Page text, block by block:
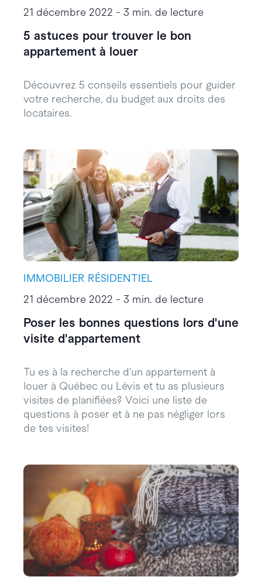
21 décembre 2022 - 3 min. de lecture
5 astuces pour trouver le bon
appartement à louer
Découvrez 5 conseils essentiels pour guider
votre recherche, du budget aux droits des
locataires.
IMMOBILIER RÉSIDENTIEL
21 décembre 2022 - 3 min. de lecture
Poser les bonnes questions lors d'une
visite d'appartement
Tu es à la recherche d’un appartement à
louer à Québec ou Lévis et tu as plusieurs
visites de planifiées? Voici une liste de
questions à poser et à ne pas négliger lors
de tes visites!